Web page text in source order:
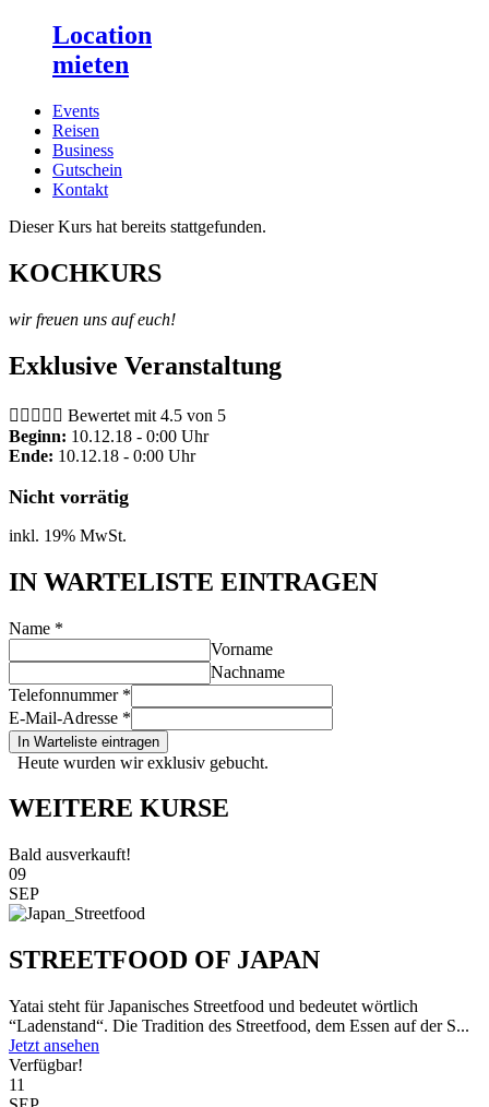
Location
mieten
Events
Reisen
Business
Gutschein
Kontakt
Dieser Kurs hat bereits stattgefunden.
KOCHKURS
wir freuen uns auf euch!
Exklusive Veranstaltung
     Bewertet mit 4.5 von 5
Beginn: 10.12.18 - 0:00 Uhr
Ende: 10.12.18 - 0:00 Uhr
Nicht vorrätig
inkl. 19% MwSt.
IN WARTELISTE EINTRAGEN
Name *
Vorname
Nachname
Telefonnummer *
E-Mail-Adresse *
In Warteliste eintragen
Heute wurden wir exklusiv gebucht.
WEITERE KURSE
Bald ausverkauft!
09
SEP
STREETFOOD OF JAPAN
Yatai steht für Japanisches Streetfood und bedeutet wörtlich
“Ladenstand“. Die Tradition des Streetfood, dem Essen auf der S...
Jetzt ansehen
Verfügbar!
11